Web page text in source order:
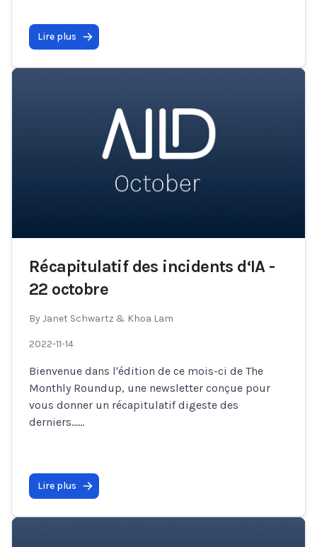
Lire plus
Récapitulatif des incidents d‘IA -
22 octobre
ByJanet Schwartz & Khoa Lam
2022-11-14
Bienvenue dans l'édition de ce mois-ci de The
Monthly Roundup, une newsletter conçue pour
vous donner un récapitulatif digeste des
derniers…...
Lire plus